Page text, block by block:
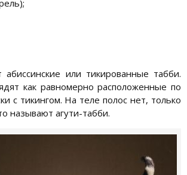
абиссинские или тикированные табби.
как равномерно расположенные по
с тикингом. На теле полос нет, только
называют агути-табби.